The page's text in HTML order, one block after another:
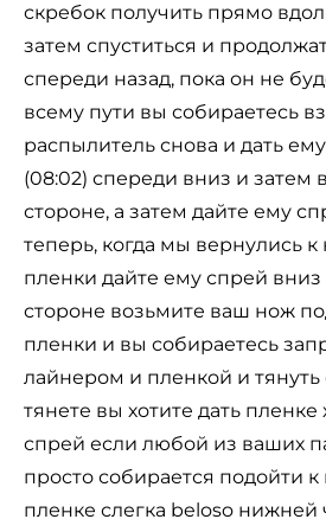
скребок получить прямо
затем спуститься и
спереди назад, пока он не
всему пути вы собираетесь
распылитель снова и дать
(08:02) спереди вниз и затем
стороне, а затем дайте ему
теперь, когда мы вернулись
пленки дайте ему спрей
стороне возьмите ваш нож
пленки и вы собираетесь
лайнером и пленкой и тянуть
тянете вы хотите дать
спрей если любой из ваших
просто собирается подойти
пленке слегка beloso нижней